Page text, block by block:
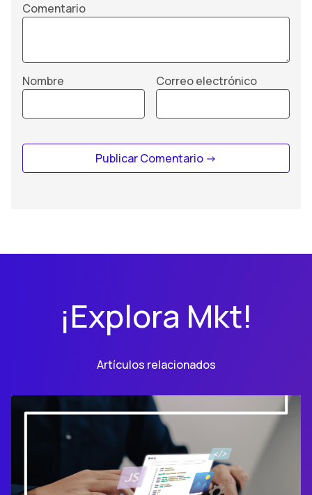
Comentario
Nombre Correo electrónico
¡Explora Mkt!
Artículos relacionados